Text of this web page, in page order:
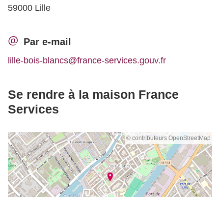
59000 Lille
Par e-mail
lille-bois-blancs@france-services.gouv.fr
Se rendre à la maison France
Services
© contributeurs OpenStreetMap